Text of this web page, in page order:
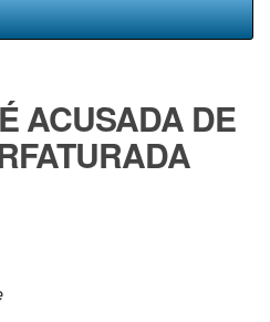
ACUSADA DE